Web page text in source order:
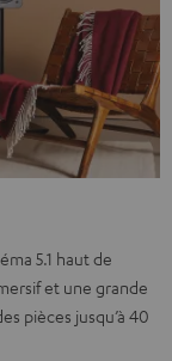
5.1 haut de
et une grande
pièces jusqu’à 40